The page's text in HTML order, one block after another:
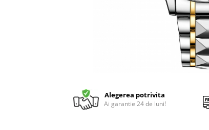
Alegerea potrivita
Ai garantie 24 de luni!